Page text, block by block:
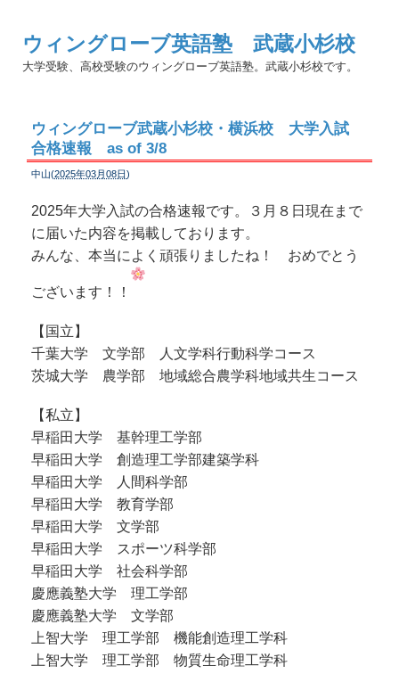
ウィングローブ英語塾 武蔵小杉校
大学受験、高校受験のウィングローブ英語塾。武蔵小杉校です。
ウィングローブ武蔵小杉校・横浜校 大学入試
合格速報 as of 3/8
中山(2025年03月08日)
2025年大学入試の合格速報です。３月８日現在まで
に届いた内容を掲載しております。
みんな、本当によく頑張りましたね！ おめでとう
ございます！！
【国立】
千葉大学 文学部 人文学科行動科学コース
茨城大学 農学部 地域総合農学科地域共生コース
【私立】
早稲田大学 基幹理工学部
早稲田大学 創造理工学部建築学科
早稲田大学 人間科学部
早稲田大学 教育学部
早稲田大学 文学部
早稲田大学 スポーツ科学部
早稲田大学 社会科学部
慶應義塾大学 理工学部
慶應義塾大学 文学部
上智大学 理工学部 機能創造理工学科
上智大学 理工学部 物質生命理工学科